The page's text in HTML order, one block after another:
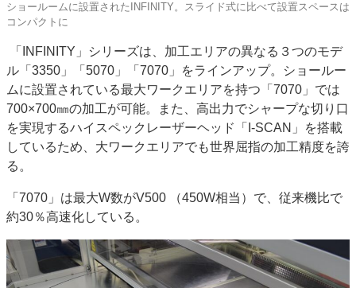
ショールームに設置されたINFINITY。スライド式に比べて設置スペースは
コンパクトに
「INFINITY」シリーズは、加工エリアの異なる３つのモデ
ル「3350」「5070」「7070」をラインアップ。ショールー
ムに設置されている最大ワークエリアを持つ「7070」では
700×700㎜の加工が可能。また、高出力でシャープな切り口
を実現するハイスペックレーザーヘッド「I-SCAN」を搭載
しているため、大ワークエリアでも世界屈指の加工精度を誇
る。
「7070」は最大W数がV500 （450W相当）で、従来機比で
約30％高速化している。